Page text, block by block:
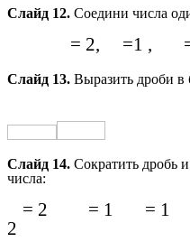
Слайд 12. Соедини числа
= 2, =1 ,
Слайд 13. Выразить дроби в
Слайд 14. Сократить дробь
числа:
= 2 = 1 = 1
2